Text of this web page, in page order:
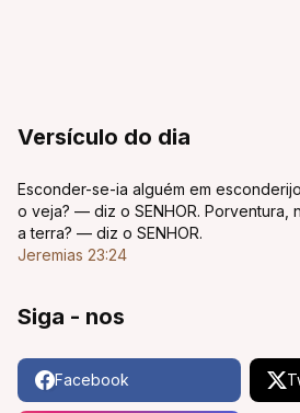
Versículo do dia
Esconder-se-ia alguém em
o veja? — diz o SENHOR. Porventura,
a terra? — diz o SENHOR.
Jeremias 23:24
Siga - nos
Facebook